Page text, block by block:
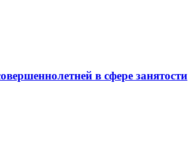
в сфере занятости